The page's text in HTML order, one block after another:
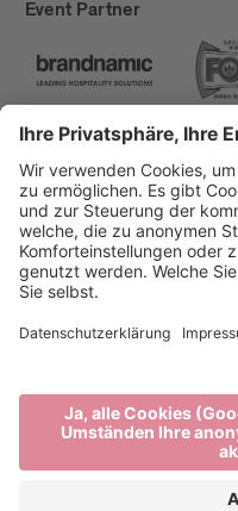
Event Partner
Brixen Tourismus
Privacy
Impressum
produced by